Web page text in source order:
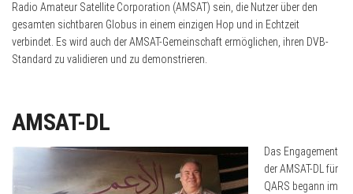
Radio Amateur Satellite Corporation (AMSAT) sein, die Nutzer über den
gesamten sichtbaren Globus in einem einzigen Hop und in Echtzeit
verbindet. Es wird auch der AMSAT-Gemeinschaft ermöglichen, ihren DVB-
Standard zu validieren und zu demonstrieren.
AMSAT-DL
Das Engagement
der AMSAT-DL für
QARS begann im